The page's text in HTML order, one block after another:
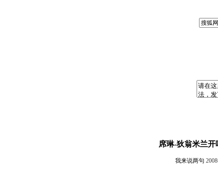
席琳-狄翁米兰
我来说两句